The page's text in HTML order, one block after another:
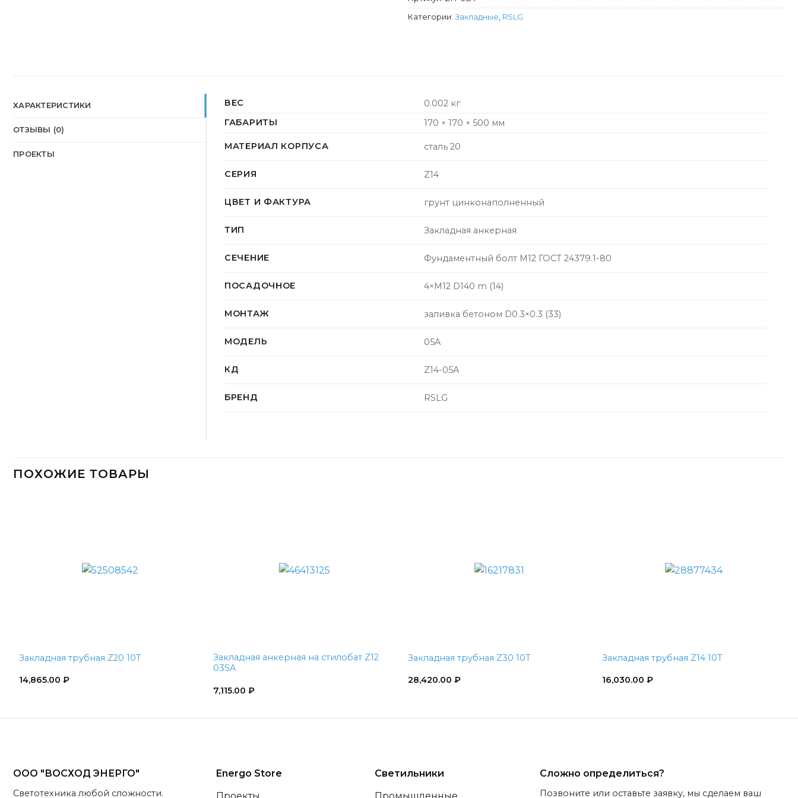
Категории: Закладные, RSLG
ХАРАКТЕРИСТИКИ
ОТЗЫВЫ (0)
ПРОЕКТЫ
ВЕС
0.002 кг
ГАБАРИТЫ
170 × 170 × 500 мм
МАТЕРИАЛ КОРПУСА сталь 20
СЕРИЯ Z14
ЦВЕТ И ФАКТУРА грунт цинконаполненный
ТИП Закладная анкерная
СЕЧЕНИЕ Фундаментный болт M12 ГОСТ 24379.1-80
ПОСАДОЧНОЕ 4×M12 D140 m (14)
МОНТАЖ заливка бетоном D0.3×0.3 (33)
МОДЕЛЬ 05A
КД Z14-05A
БРЕНД RSLG
ПОХОЖИЕ ТОВАРЫ
Закладная трубная Z20 10T
14,865.00 ₽
Закладная анкерная на стилобат Z12
03SA
7,115.00₽
Закладная трубная Z30 10T
28,420.00 ₽
Закладная трубная Z14 10T
16,030.00₽
ООО "ВОСХОД ЭНЕРГО"
Светотехника любой сложности.
Energo Store
Светильники
Сложно определиться?
Позвоните или оставьте заявку, мы сделаем ваш